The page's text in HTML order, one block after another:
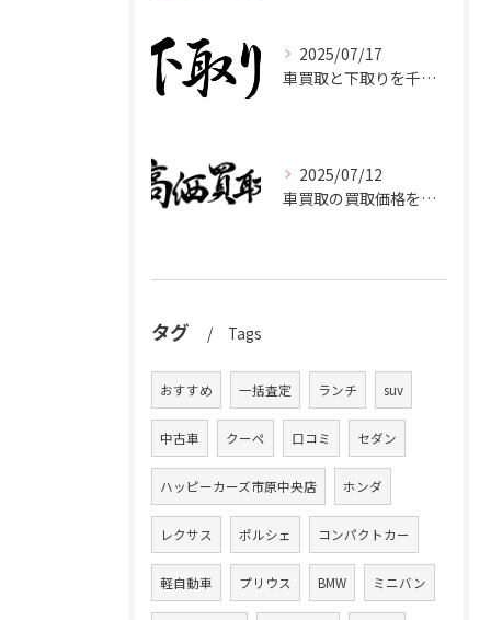
2025/07/17
車買取と下取りを千葉県市原市で賢く使い分けて高く売るコツ
2025/07/12
車買取の買取価格を千葉県市原市で高くするための業者選びと査定比較ポイント
タグ Tags
おすすめ 一括査定 ランチ suv
中古車 クーペ 口コミ セダン
ハッピーカーズ市原中央店 ホンダ
レクサス ポルシェ コンパクトカー
軽自動車 プリウス BMW ミニバン